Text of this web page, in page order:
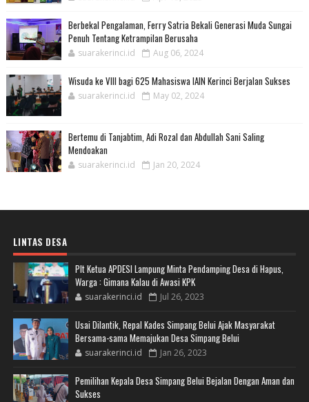
Berbekal Pengalaman, Ferry Satria Bekali Generasi Muda Sungai
Penuh Tentang Ketrampilan Berusaha
suarakerinci.id Aug 06, 2024
Wisuda ke VIII bagi 625 Mahasiswa IAIN Kerinci Berjalan Sukses
suarakerinci.id May 02, 2024
Bertemu di Tanjabtim, Adi Rozal dan Abdullah Sani Saling
Mendoakan
suarakerinci.id Jan 20, 2024
LINTAS DESA
Plt Ketua APDESI Lampung Minta Pendamping Desa di Hapus,
Warga : Gimana Kalau di Awasi KPK
suarakerinci.id Jul 26, 2023
Usai Dilantik, Repal Kades Simpang Belui Ajak Masyarakat
Bersama-sama Memajukan Desa Simpang Belui
suarakerinci.id Jan 26, 2023
Pemilihan Kepala Desa Simpang Belui Bejalan Dengan Aman dan
Sukses